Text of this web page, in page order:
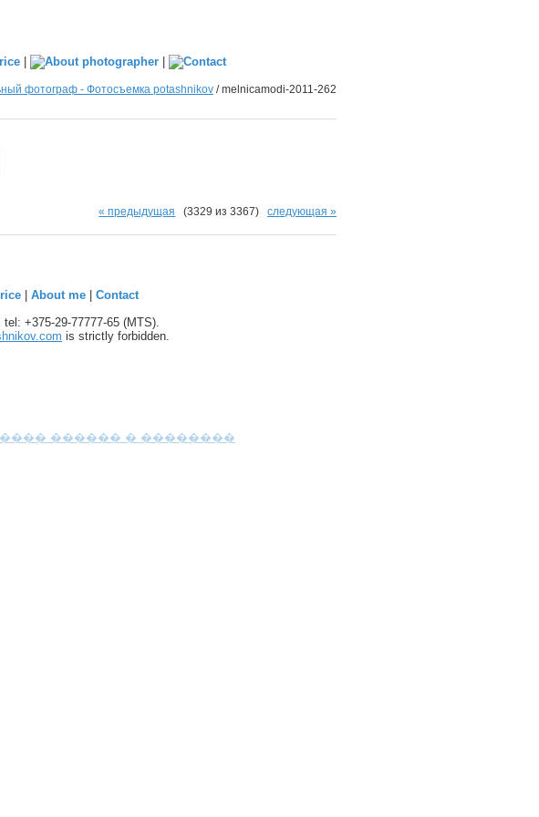
| |
фотограф - Фотосъемка potashnikov /melnicamodi-2011-262
« предыдущая (3329 из 3367) следующая »
| About me | Contact
tel: +375-29-77777-65 (MTS).
is strictly forbidden.